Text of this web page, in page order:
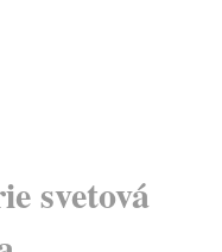
svetová